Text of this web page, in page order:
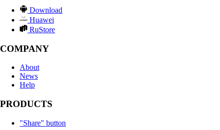
Download
Huawei
RuStore
COMPANY
About
News
Help
PRODUCTS
"Share" button